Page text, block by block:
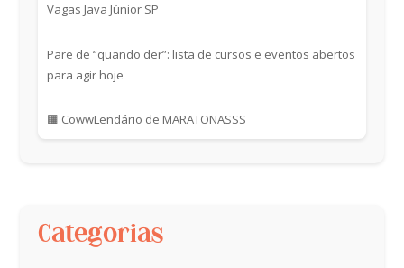
Vagas Java Júnior SP
Pare de “quando der”: lista de cursos e eventos abertos
para agir hoje
🟧 CowwLendário de MARATONASSS
Categorias